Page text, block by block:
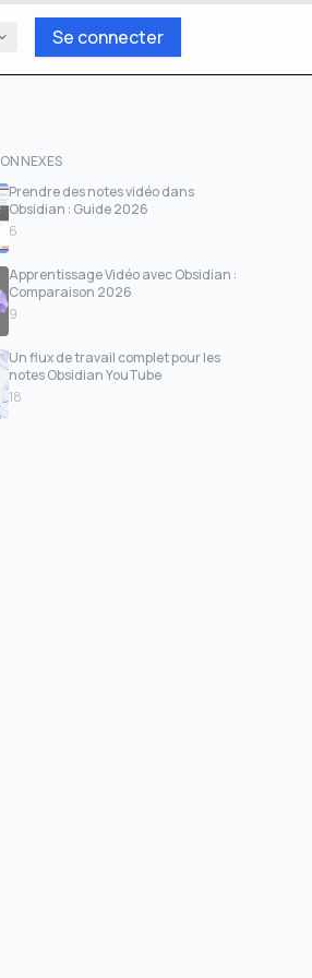
Se connecter
Prendre des notes vidéo dans
Obsidian : Guide 2026
6
Apprentissage Vidéo avec Obsidian :
Comparaison 2026
9
Un flux de travail complet pour les
notes Obsidian YouTube
18